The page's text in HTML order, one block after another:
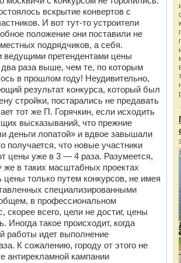
вскрытие конвертов с
И вот тут-то устроители
положение они поставили не
подрядчиков, а себя.
ведущими претендентами цены
два раза выше, чем те, по которым
в прошлом году! Неудивительно,
результат конкурса, который был
стройки, постарались не предавать
тот же П. Горячкин, если исходить
высказываний, что прежние
деньги лопатой» и вдвое завышали
получается, что новые участники
цены уже в 3 — 4 раза. Разумеется,
же в таких масштабных проектах
цены только путем конкурсов, не имея
специализированными
в профессиональном
скорее всего, цели не достиг, цены
Иногда такое происходит, когда
работы идет выполнение
К сожалению, городу от этого не
антирекламной кампании